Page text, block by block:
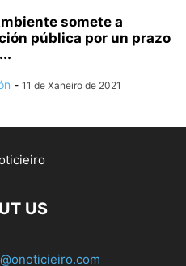
somete a
pública por un prazo
- 11 de Xaneiro de 2021
US